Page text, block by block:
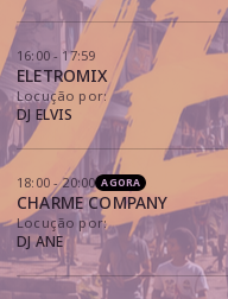
16:00 - 17:59
ELETROMIX
Locução por:
DJ ELVIS
18:00 - 20:00 AGORA
CHARME COMPANY
Locução por:
DJ ANE